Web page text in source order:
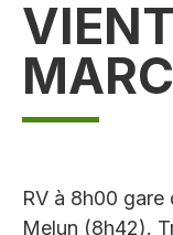
RV à 8h00 gare
Melun (8h42).